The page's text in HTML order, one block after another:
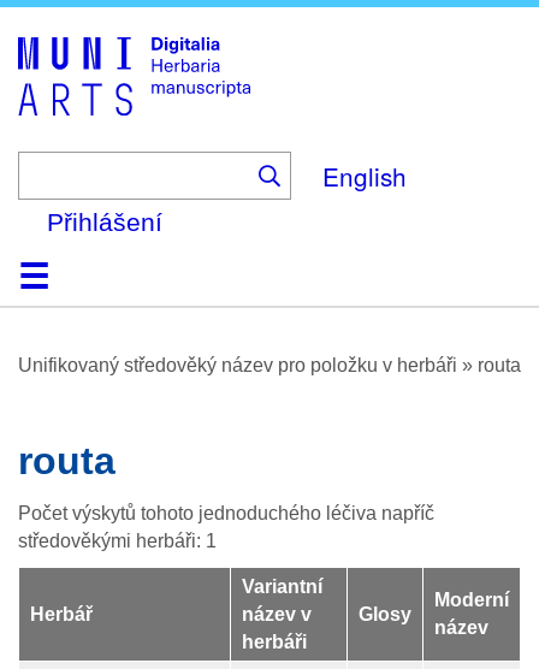
English
Přihlášení
DomůProhlížení
O platformě
Nápověda
KontaktDigitalia
Unifikovaný středověký název pro položku v herbáři » routa
routa
Počet výskytů tohoto jednoduchého léčiva napříč
středověkými herbáři: 1
Herbář
Variantní
název v
herbáři
Glosy
Moderní
název